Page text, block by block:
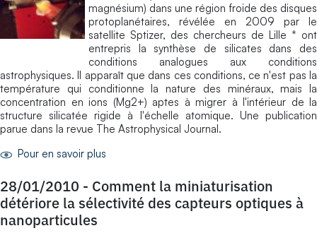
magnésium) dans une région froide des disques
protoplanétaires, révélée en 2009 par le
satellite Sptizer, des chercheurs de Lille * ont
entrepris la synthèse de silicates dans des
conditions analogues aux conditions
astrophysiques. Il apparaît que dans ces conditions, ce n'est pas la
température qui conditionne la nature des minéraux, mais la
concentration en ions (Mg2+) aptes à migrer à l'intérieur de la
structure silicatée rigide à l'échelle atomique. Une publication
parue dans la revue The Astrophysical Journal.
Pour en savoir plus
28/01/2010 - Comment la miniaturisation
détériore la sélectivité des capteurs optiques à
nanoparticules